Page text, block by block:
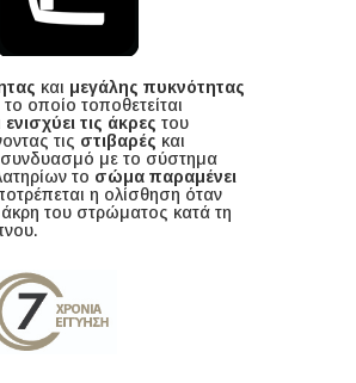
και μεγάλης πυκνότητας
οποίο τοποθετείται
ενισχύει τις άκρες του
τις στιβαρές και
με το σύστημα
το σώμα παραμένει
η ολίσθηση όταν
άκρη του στρώματος κατά τη